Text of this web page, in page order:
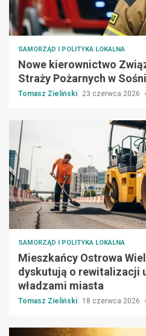
SAMORZĄD I POLITYKA LOKALNA
Nowe kierownictwo
Straży Pożarnych w
Tomasz Zieliński 23 czerwca 2026
SAMORZĄD I POLITYKA LOKALNA
Mieszkańcy Ostrowa
dyskutują o rewitalizacji
władzami miasta
Tomasz Zieliński 18 czerwca 2026